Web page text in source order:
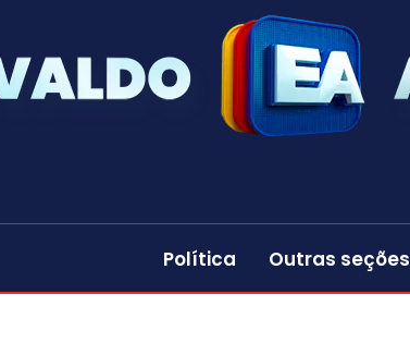
Política Outras seções